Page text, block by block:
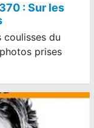
: Sur les
coulisses du
prises